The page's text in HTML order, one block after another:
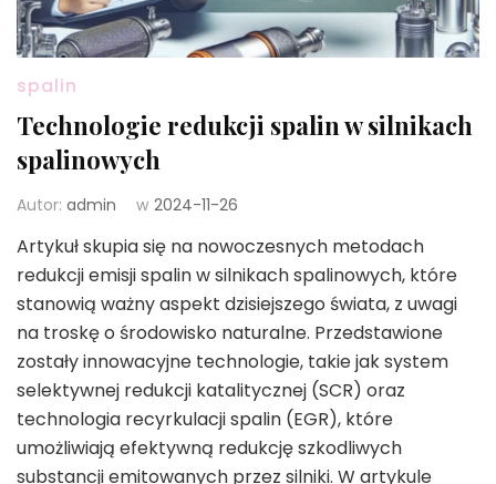
spalin
Technologie redukcji spalin w silnikach
spalinowych
Autor: admin w 2024-11-26
Artykuł skupia się na nowoczesnych metodach
redukcji emisji spalin w silnikach spalinowych, które
stanowią ważny aspekt dzisiejszego świata, z uwagi
na troskę o środowisko naturalne. Przedstawione
zostały innowacyjne technologie, takie jak system
selektywnej redukcji katalitycznej (SCR) oraz
technologia recyrkulacji spalin (EGR), które
umożliwiają efektywną redukcję szkodliwych
substancji emitowanych przez silniki. W artykule